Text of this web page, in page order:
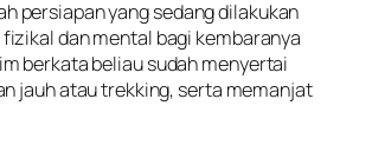
persiapan yang sedang dilakukan
dan mental bagi kembaranya
berkata beliau sudah menyertai
jauh atau trekking, serta memanjat